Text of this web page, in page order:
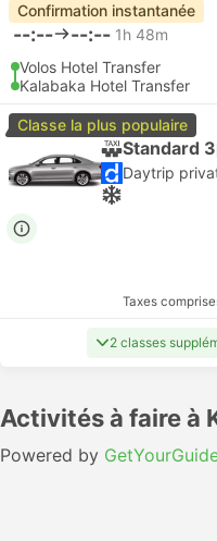
Confirmation instantanée
--:-- --:-- 1h 48m
Volos Hotel Transfer
Kalabaka Hotel Transfer
Classe la plus populaire
Standard
Taxes
2 classes
Activités à faire à
Powered by